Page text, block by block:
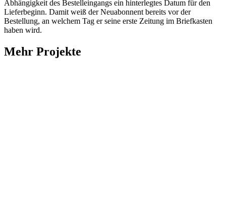
Abhängigkeit des Bestelleingangs ein hinterlegtes Datum für den
Lieferbeginn. Damit weiß der Neuabonnent bereits vor der
Bestellung, an welchem Tag er seine erste Zeitung im Briefkasten
haben wird.
Mehr Projekte